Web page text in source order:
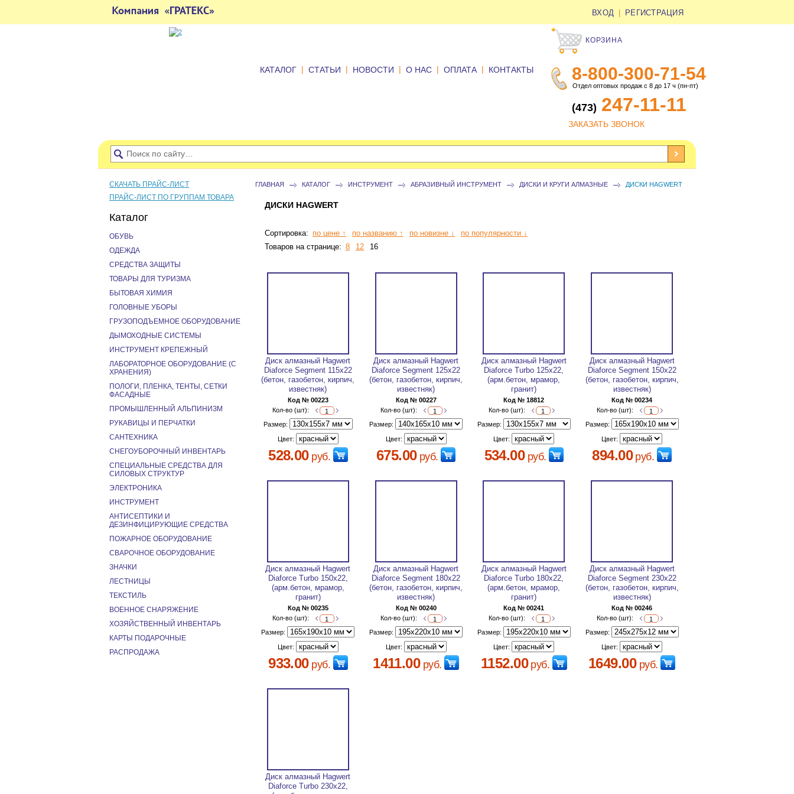
ВХОД РЕГИСТРАЦИЯ
КОРЗИНА
8-800-300-71-54
Отдел оптовых продаж с 8 до 17 ч (пн-пт)
(473) 247-11-11
ЗАКАЗАТЬ ЗВОНОК
КАТАЛОГ | СТАТЬИ | НОВОСТИ | О НАС | ОПЛАТА | КОНТАКТЫ
ГЛАВНАЯ КАТАЛОГ ИНСТРУМЕНТ АБРАЗИВНЫЙ ИНСТРУМЕНТ ДИСКИ И КРУГИ АЛМАЗНЫЕ ДИСКИ HAGWERT
ДИСКИ HAGWERT
Сортировка: по цене ↑ по названию ↑ по новизне ↓
по популярности ↓
Товаров на странице: 8 12 16
Диск алмазный Hagwert
Diaforce Segment 115х22
(бетон, газобетон, кирпич,
известняк)
Код № 00223
Кол-во (шт):
Размер:
Цвет:
528.00руб.
Диск алмазный Hagwert
Diaforce Segment 125х22
(бетон, газобетон, кирпич,
известняк)
Код № 00227
Кол-во (шт):
Размер:
Цвет:
675.00руб.
Диск алмазный Hagwert
Diaforce Turbo 125х22,
(арм.бетон, мрамор,
гранит)
Код № 18812
Кол-во (шт):
Размер:
Цвет:
534.00руб.
Диск алмазный Hagwert
Diaforce Segment 150х22
(бетон, газобетон, кирпич,
известняк)
Код № 00234
Кол-во (шт):
Размер:
Цвет:
894.00руб.
Диск алмазный Hagwert
Diaforce Turbo 150х22,
(арм.бетон, мрамор,
гранит)
Код № 00235
Кол-во (шт):
Размер:
Цвет:
933.00руб.
Диск алмазный Hagwert
Diaforce Segment 180х22
(бетон, газобетон, кирпич,
известняк)
Код № 00240
Кол-во (шт):
Размер:
Цвет:
1411.00руб.
Диск алмазный Hagwert
Diaforce Turbo 180х22,
(арм.бетон, мрамор,
гранит)
Код № 00241
Кол-во (шт):
Размер:
Цвет:
1152.00руб.
Диск алмазный Hagwert
Diaforce Segment 230х22
(бетон, газобетон, кирпич,
известняк)
Код № 00246
Кол-во (шт):
Размер:
Цвет:
1649.00руб.
Диск алмазный Hagwert
Diaforce Turbo 230х22,
СКАЧАТЬ ПРАЙС-ЛИСТ
ПРАЙС-ЛИСТ ПО ГРУППАМ ТОВАРА
Каталог
ОБУВЬ
ОДЕЖДА
СРЕДСТВА ЗАЩИТЫ
ТОВАРЫ ДЛЯ ТУРИЗМА
БЫТОВАЯ ХИМИЯ
ГОЛОВНЫЕ УБОРЫ
ГРУЗОПОДЪЕМНОЕ ОБОРУДОВАНИЕ
ДЫМОХОДНЫЕ СИСТЕМЫ
ИНСТРУМЕНТ КРЕПЕЖНЫЙ
ЛАБОРАТОРНОЕ ОБОРУДОВАНИЕ (С
ХРАНЕНИЯ)
ПОЛОГИ, ПЛЕНКА, ТЕНТЫ, СЕТКИ
ФАСАДНЫЕ
ПРОМЫШЛЕННЫЙ АЛЬПИНИЗМ
РУКАВИЦЫ И ПЕРЧАТКИ
САНТЕХНИКА
СНЕГОУБОРОЧНЫЙ ИНВЕНТАРЬ
СПЕЦИАЛЬНЫЕ СРЕДСТВА ДЛЯ
СИЛОВЫХ СТРУКТУР
ЭЛЕКТРОНИКА
ИНСТРУМЕНТ
АНТИСЕПТИКИ И
ДЕЗИНФИЦИРУЮЩИЕ СРЕДСТВА
ПОЖАРНОЕ ОБОРУДОВАНИЕ
СВАРОЧНОЕ ОБОРУДОВАНИЕ
ЗНАЧКИ
ЛЕСТНИЦЫ
ТЕКСТИЛЬ
ВОЕННОЕ СНАРЯЖЕНИЕ
ХОЗЯЙСТВЕННЫЙ ИНВЕНТАРЬ
КАРТЫ ПОДАРОЧНЫЕ
РАСПРОДАЖА